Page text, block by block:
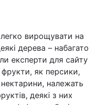
Політика
Світ
Наука
легко вирощувати на
дерева – набагато
експерти для сайту
фрукти, як персики,
належать
деякі з них